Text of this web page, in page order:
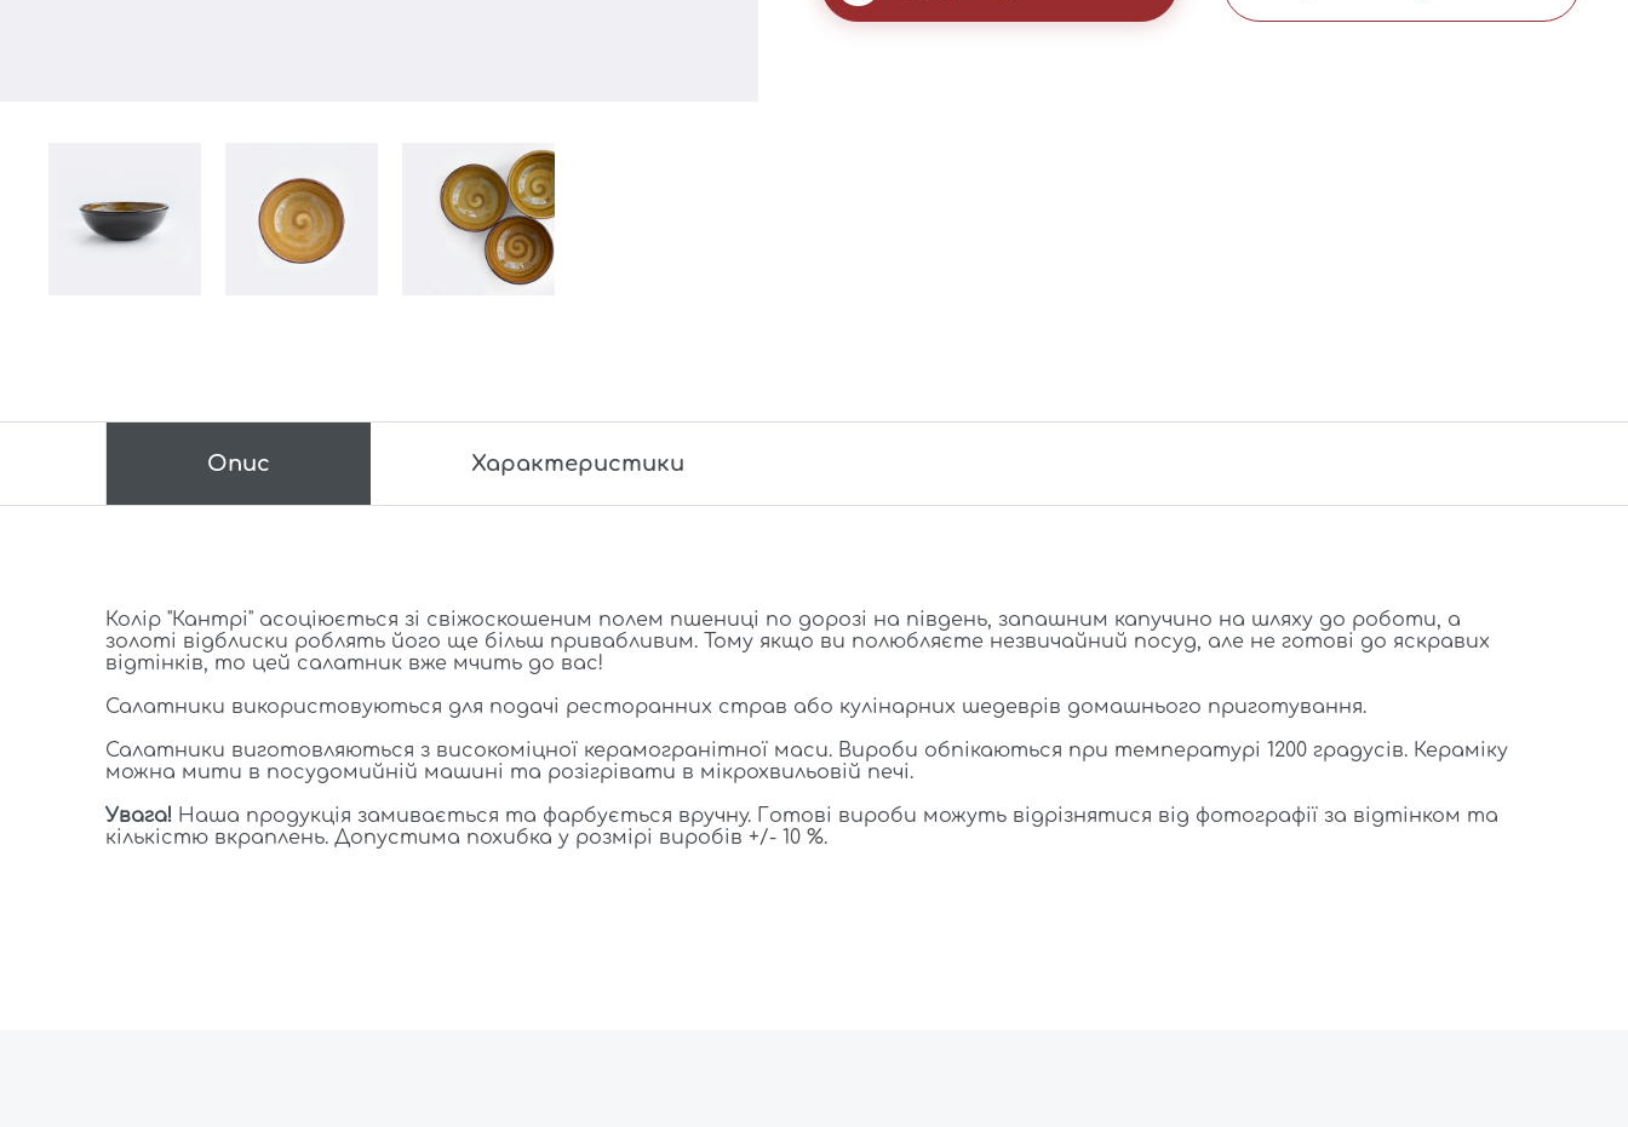
Опис Характеристики
Колір "Кантрі" асоціюється зі свіжоскошеним полем пшениці по дорозі на південь, запашним капучино на шляху до роботи, а
золоті відблиски роблять його ще більш привабливим. Тому якщо ви полюбляєте незвичайний посуд, але не готові до яскравих
відтінків, то цей салатник вже мчить до вас!
Салатники використовуються для подачі ресторанних страв або кулінарних шедеврів домашнього приготування.
Салатники виготовляються з високоміцної керамогранітної маси. Вироби обпікаються при температурі 1200 градусів. Кераміку
можна мити в посудомийній машині та розігрівати в мікрохвильовій печі.
Увага! Наша продукція замивається та фарбується вручну. Готові вироби можуть відрізнятися від фотографії за відтінком та
кількістю вкраплень. Допустима похибка у розмірі виробів +/- 10 %.